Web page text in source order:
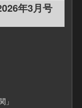
こちら年3月号
」